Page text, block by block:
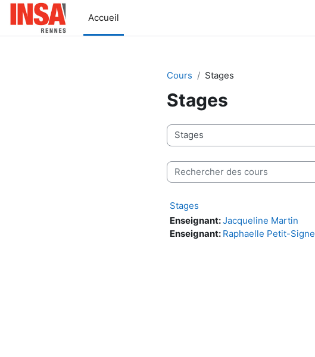
Passer au contenu principal
Accueil
Cours Stages
Stages
Catégories de cours
Rechercher des cours
Stages
Enseignant:Jacqueline Martin
Enseignant: Raphaelle Petit-Signe